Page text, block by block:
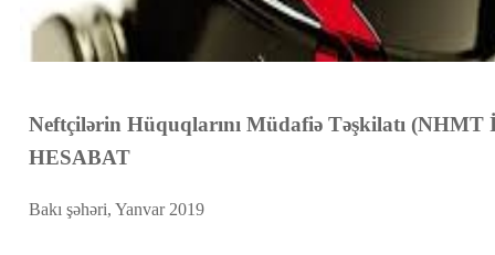
Neftçilərin Hüquqlarını Müdafiə Təşkilatı
HESABAT
Bakı şəhəri, Yanvar 2019